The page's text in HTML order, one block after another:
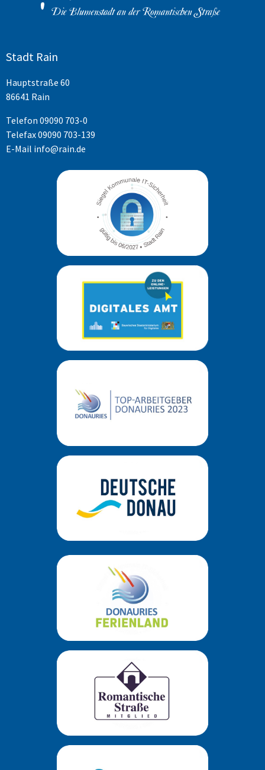
Stadt Rain
Hauptstraße 60
86641 Rain
Telefon 09090 703-0
Telefax 09090 703-139
E-Mail info@rain.de